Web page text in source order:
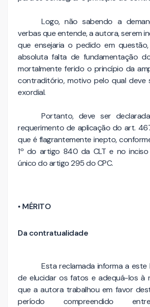
Logo, não sabendo a
verbas que entende, a autora, serem
que ensejaria o pedido em
absoluta falta de fundamentação
mortalmente ferido o princípio da
contraditório, motivo pelo qual deve
exordial.
Portanto, deve ser
requerimento de aplicação do art.
que é flagrantemente inepto,
1º do artigo 840 da CLT e no
único do artigo 295 do CPC.
• MÉRITO
Da contratualidade
Esta reclamada informa a este
de elucidar os fatos e adequá-los à
que a autora trabalhou em favor
período compreendido